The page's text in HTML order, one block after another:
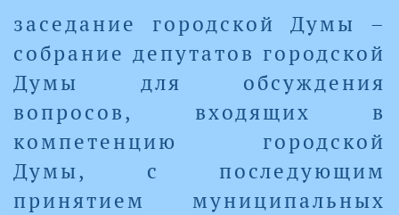
заседание городской Думы –
собрание депутатов городской
Думы для обсуждения
вопросов, входящих в
компетенцию городской
Думы, с последующим
принятием муниципальных